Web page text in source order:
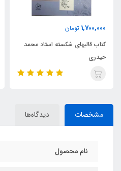
محمد
800,000
کتاب شیوه نو در آموزش
مشخصات دیدگاه‌ها
نام محصول